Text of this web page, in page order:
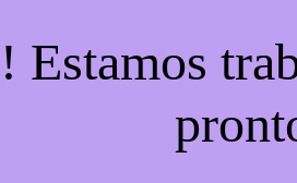
Estamos